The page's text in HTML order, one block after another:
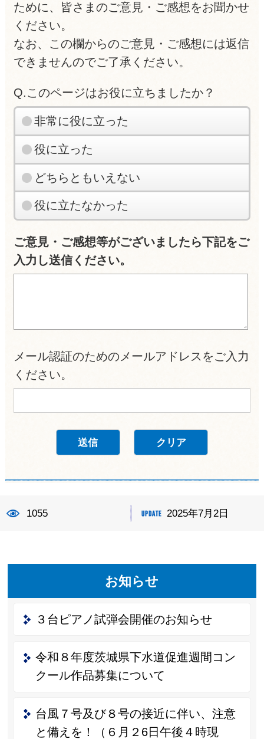
ために、皆さまのご意見・ご感想をお聞かせ
ください。
なお、この欄からのご意見・ご感想には返信
できませんのでご了承ください。
Q.このページはお役に立ちましたか？
非常に役に立った
役に立った
どちらともいえない
役に立たなかった
ご意見・ご感想等がございましたら下記をご
入力し送信ください。
メール認証のためのメールアドレスをご入力
ください。
1055 2025年7月2日
お知らせ
３台ピアノ試弾会開催のお知らせ
令和８年度茨城県下水道促進週間コン
クール作品募集について
台風７号及び８号の接近に伴い、注意
と備えを！（６月２6日午後４時現